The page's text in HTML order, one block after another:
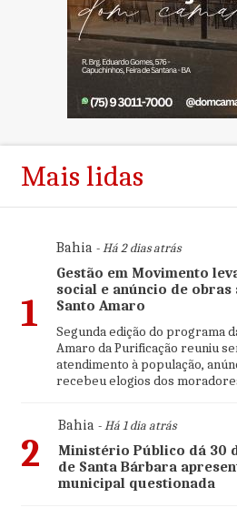
Mais lidas
1
Bahia- Há 2 dias atrás
Gestão em Movimento
social e anúncio de obras
Santo Amaro
Segunda edição do programa
Amaro da Purificação reuniu
atendimento à população,
recebeu elogios dos
2
Bahia- Há 1 dia atrás
Ministério Público dá 30
de Santa Bárbara
municipal questionada